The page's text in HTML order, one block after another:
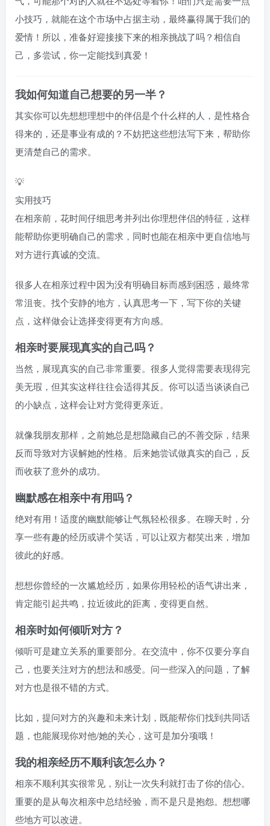
小技巧，就能在这个市场中占据主动，最终赢得属于我们的
爱情！所以，准备好迎接接下来的相亲挑战了吗？相信自
己，多尝试，你一定能找到真爱！
我如何知道自己想要的另一半？
其实你可以先想想理想中的伴侣是个什么样的人，是性格合
得来的，还是事业有成的？不妨把这些想法写下来，帮助你
更清楚自己的需求。
💡
实用技巧
在相亲前，花时间仔细思考并列出你理想伴侣的特征，这样
能帮助你更明确自己的需求，同时也能在相亲中更自信地与
对方进行真诚的交流。
很多人在相亲过程中因为没有明确目标而感到困惑，最终常
常沮丧。找个安静的地方，认真思考一下，写下你的关键
点，这样做会让选择变得更有方向感。
相亲时要展现真实的自己吗？
当然，展现真实的自己非常重要。很多人觉得需要表现得完
美无瑕，但其实这样往往会适得其反。你可以适当谈谈自己
的小缺点，这样会让对方觉得更亲近。
就像我朋友那样，之前她总是想隐藏自己的不善交际，结果
反而导致对方误解她的性格。后来她尝试做真实的自己，反
而收获了意外的成功。
幽默感在相亲中有用吗？
绝对有用！适度的幽默能够让气氛轻松很多。在聊天时，分
享一些有趣的经历或讲个笑话，可以让双方都笑出来，增加
彼此的好感。
想想你曾经的一次尴尬经历，如果你用轻松的语气讲出来，
肯定能引起共鸣，拉近彼此的距离，变得更自然。
相亲时如何倾听对方？
倾听可是建立关系的重要部分。在交流中，你不仅要分享自
己，也要关注对方的想法和感受。问一些深入的问题，了解
对方也是很不错的方式。
比如，提问对方的兴趣和未来计划，既能帮你们找到共同话
题，也能展现你对他/她的关心，这可是加分项哦！
我的相亲经历不顺利该怎么办？
相亲不顺利其实很常见，别让一次失利就打击了你的信心。
重要的是从每次相亲中总结经验，而不是只是抱怨。想想哪
些地方可以改进。